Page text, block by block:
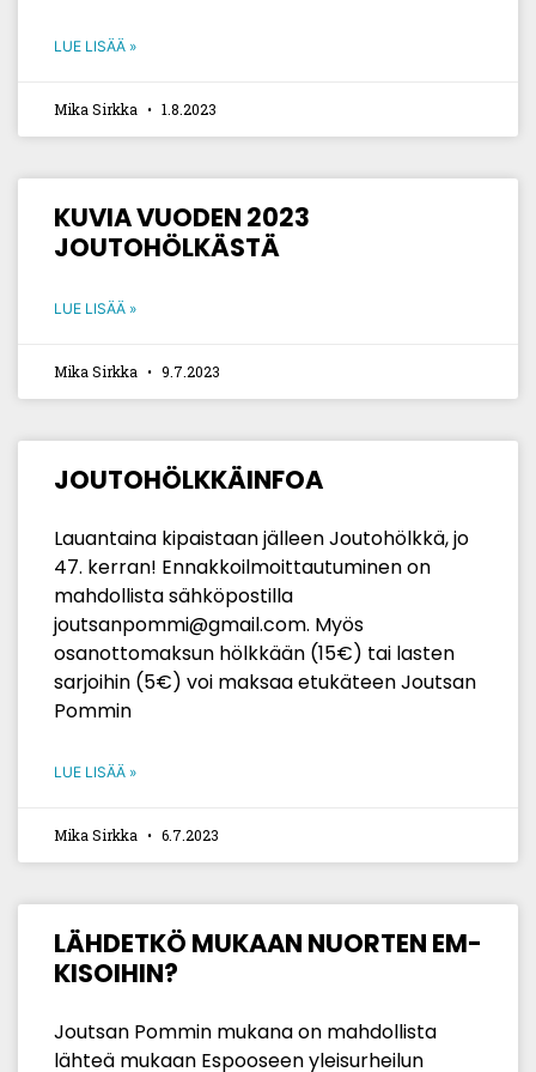
LUE LISÄÄ »
Mika Sirkka 1.8.2023
KUVIA VUODEN 2023
JOUTOHÖLKÄSTÄ
LUE LISÄÄ »
Mika Sirkka 9.7.2023
JOUTOHÖLKKÄINFOA
Lauantaina kipaistaan jälleen Joutohölkkä, jo
47. kerran! Ennakkoilmoittautuminen on
mahdollista sähköpostilla
joutsanpommi@gmail.com. Myös
osanottomaksun hölkkään (15€) tai lasten
sarjoihin (5€) voi maksaa etukäteen Joutsan
Pommin
LUE LISÄÄ »
Mika Sirkka 6.7.2023
LÄHDETKÖ MUKAAN NUORTEN EM-
KISOIHIN?
Joutsan Pommin mukana on mahdollista
lähteä mukaan Espooseen yleisurheilun